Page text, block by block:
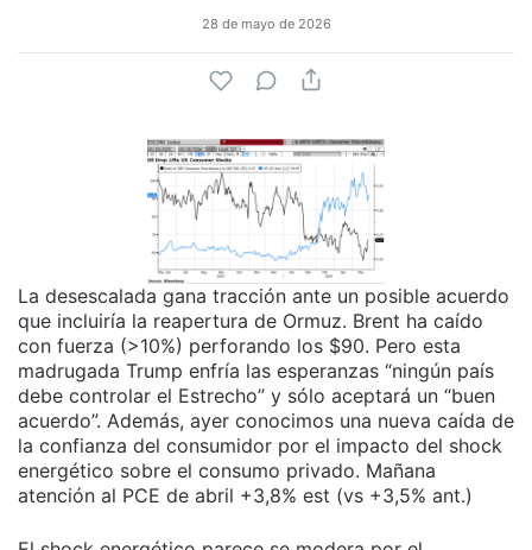
28 de mayo de 2026
La desescalada gana tracción ante un posible acuerdo
que incluiría la reapertura de Ormuz. Brent ha caído
con fuerza (>10%) perforando los $90. Pero esta
madrugada Trump enfría las esperanzas “ningún país
debe controlar el Estrecho” y sólo aceptará un “buen
acuerdo”. Además, ayer conocimos una nueva caída de
la confianza del consumidor por el impacto del shock
energético sobre el consumo privado. Mañana
atención al PCE de abril +3,8% est (vs +3,5% ant.)